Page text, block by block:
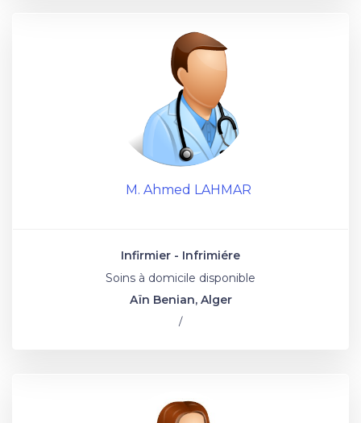
M. Ahmed LAHMAR
Infirmier - Infrimiére
Soins à domicile disponible
Aïn Benian, Alger
/